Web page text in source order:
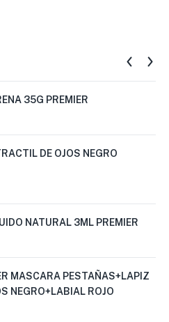
35G PREMIER
DE OJOS NEGRO
NATURAL 3ML PREMIER
MASCARA PESTAÑAS+LAPIZ
NEGRO+LABIAL ROJO